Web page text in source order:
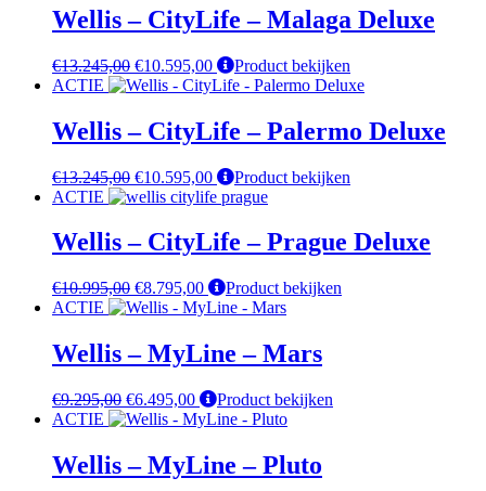
€12.495,00.€9.995,00.
Wellis – CityLife – Malaga Deluxe
€13.245,00 Oorspronkelijke
prijs
€13.245,00.
€10.595,00Huidige
prijs
€10.595,00.
Product bekijken
ACTIE
Wellis – CityLife – Palermo Deluxe
€13.245,00 Oorspronkelijke
prijs
€13.245,00.
€10.595,00Huidige
prijs
€10.595,00.
Product bekijken
ACTIE
Wellis – CityLife – Prague Deluxe
€10.995,00 Oorspronkelijke
prijs
€10.995,00.
€8.795,00Huidige
prijs
€8.795,00.
Product bekijken
ACTIE
Wellis – MyLine – Mars
€9.295,00 Oorspronkelijke
prijs
€9.295,00.
€6.495,00Huidige
prijs
€6.495,00.
Product bekijken
ACTIE
Wellis – MyLine – Pluto